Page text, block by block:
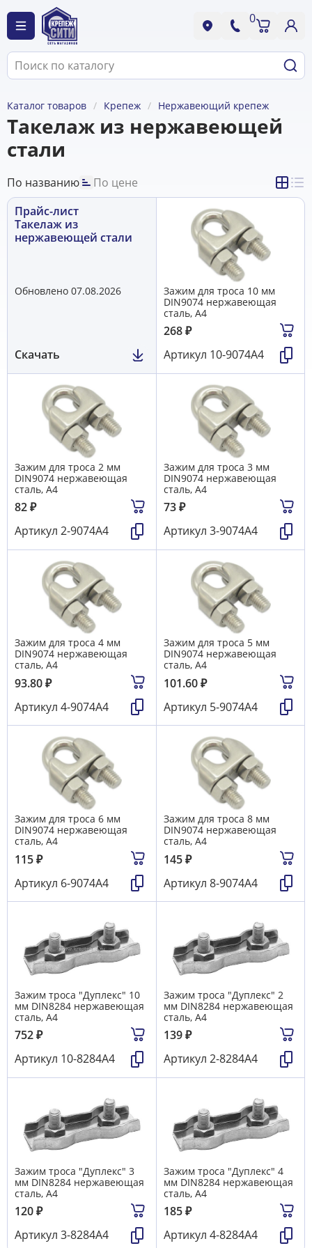
0
Каталог товаров Крепеж Нержавеющий крепеж
Такелаж из нержавеющей
стали
По названию
По цене
Прайс-лист
Такелаж из
нержавеющей стали
Обновлено 07.08.2026
Скачать
Зажим для троса 10 мм
DIN9074 нержавеющая
сталь, А4
268₽
Артикул 10-9074А4
Зажим для троса 2 мм
DIN9074 нержавеющая
сталь, А4
82₽
Артикул 2-9074А4
Зажим для троса 3 мм
DIN9074 нержавеющая
сталь, А4
73₽
Артикул 3-9074А4
Зажим для троса 4 мм
DIN9074 нержавеющая
сталь, А4
93.80₽
Артикул 4-9074А4
Зажим для троса 5 мм
DIN9074 нержавеющая
сталь, А4
101.60₽
Артикул 5-9074А4
Зажим для троса 6 мм
DIN9074 нержавеющая
сталь, А4
115₽
Артикул 6-9074А4
Зажим для троса 8 мм
DIN9074 нержавеющая
сталь, А4
145₽
Артикул 8-9074А4
Зажим троса "Дуплекс" 10
мм DIN8284 нержавеющая
сталь, А4
752₽
Артикул 10-8284А4
Зажим троса "Дуплекс" 2
мм DIN8284 нержавеющая
сталь, А4
139₽
Артикул 2-8284А4
Зажим троса "Дуплекс" 3
мм DIN8284 нержавеющая
сталь, А4
120₽
Артикул 3-8284А4
Зажим троса "Дуплекс" 4
мм DIN8284 нержавеющая
сталь, А4
185₽
Артикул 4-8284А4